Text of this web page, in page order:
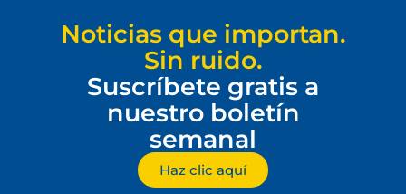
Noticias que importan.
Sin ruido.
Suscríbete gratis a
nuestro boletín
semanal
Haz clic aquí